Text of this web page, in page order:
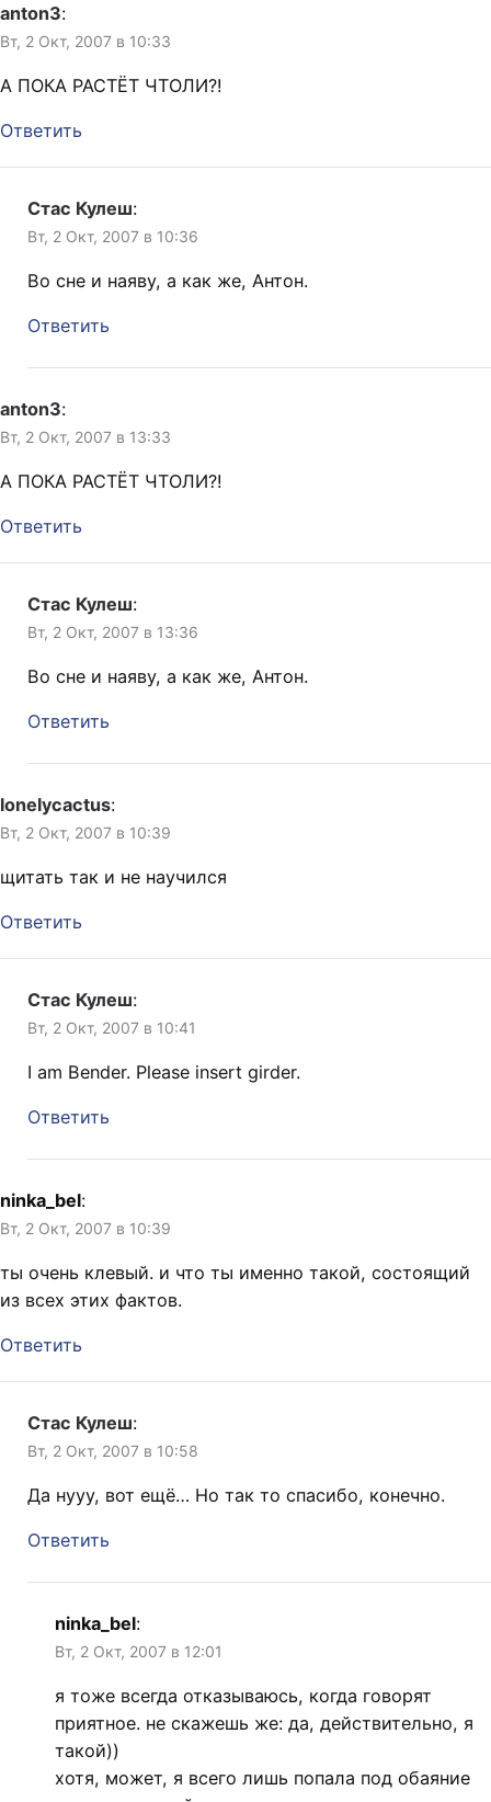
anton3:
Вт, 2 Окт, 2007 в 10:33
А ПОКА РАСТЁТ ЧТОЛИ?!
Ответить
Стас Кулеш:
Вт, 2 Окт, 2007 в 10:36
Во сне и наяву, а как же, Антон.
Ответить
anton3:
Вт, 2 Окт, 2007 в 13:33
А ПОКА РАСТЁТ ЧТОЛИ?!
Ответить
Стас Кулеш:
Вт, 2 Окт, 2007 в 13:36
Во сне и наяву, а как же, Антон.
Ответить
lonelycactus:
Вт, 2 Окт, 2007 в 10:39
щитать так и не научился
Ответить
Стас Кулеш:
Вт, 2 Окт, 2007 в 10:41
I am Bender. Please insert girder.
Ответить
ninka_bel:
Вт, 2 Окт, 2007 в 10:39
ты очень клевый. и что ты именно такой, состоящий
из всех этих фактов.
Ответить
Стас Кулеш:
Вт, 2 Окт, 2007 в 10:58
Да нууу, вот ещё… Но так то спасибо, конечно.
Ответить
ninka_bel:
Вт, 2 Окт, 2007 в 12:01
я тоже всегда отказываюсь, когда говорят
приятное. не скажешь же: да, действительно, я
такой))
хотя, может, я всего лишь попала под обаяние